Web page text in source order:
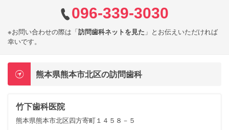
096-339-3030
※お問い合わせの際は「訪問歯科ネットを見た 」とお伝えいただければ
幸いです。
熊本県熊本市北区の訪問歯科
竹下歯科医院
熊本県熊本市北区四方寄町１４５８－５